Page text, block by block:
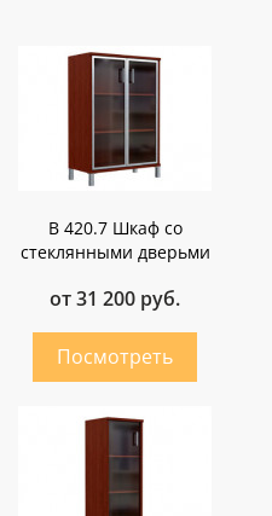
B 420.7 Шкаф со
стеклянными дверьми
от 31 200 руб.